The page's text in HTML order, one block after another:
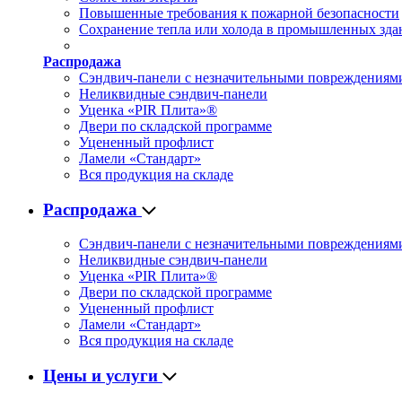
Повышенные требования к пожарной безопасности
Сохранение тепла или холода в промышленных
Распродажа
Сэндвич-панели с незначительными
Неликвидные сэндвич-панели
Уценка «PIR Плита»®
Двери по складской программе
Уцененный профлист
Ламели «Стандарт»
Вся продукция на складе
Распродажа
Сэндвич-панели с незначительными
Неликвидные сэндвич-панели
Уценка «PIR Плита»®
Двери по складской программе
Уцененный профлист
Ламели «Стандарт»
Вся продукция на складе
Цены и услуги